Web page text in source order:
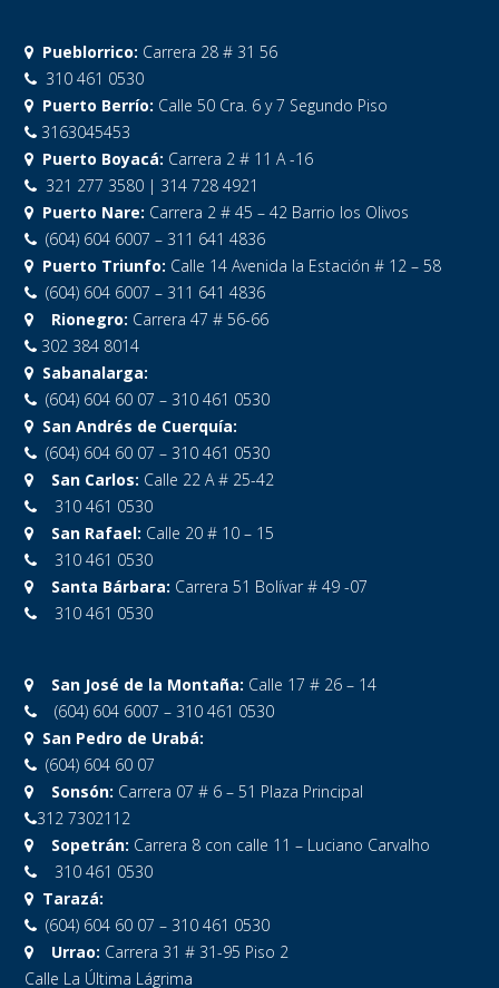
Pueblorrico: Carrera 28 # 31 56
310 461 0530
Puerto Berrío: Calle 50 Cra. 6 y 7 Segundo Piso
3163045453
Puerto Boyacá: Carrera 2 # 11 A -16
321 277 3580 | 314 728 4921
Puerto Nare: Carrera 2 # 45 – 42 Barrio los Olivos
(604) 604 6007 – 311 641 4836
Puerto Triunfo: Calle 14 Avenida la Estación # 12 – 58
(604) 604 6007 – 311 641 4836
Rionegro: Carrera 47 # 56-66
302 384 8014
Sabanalarga:
(604) 604 60 07 – 310 461 0530
San Andrés de Cuerquía:
(604) 604 60 07 – 310 461 0530
San Carlos: Calle 22 A # 25-42
310 461 0530
San Rafael: Calle 20 # 10 – 15
310 461 0530
Santa Bárbara: Carrera 51 Bolívar # 49 -07
310 461 0530
San José de la Montaña: Calle 17 # 26 – 14
(604) 604 6007 – 310 461 0530
San Pedro de Urabá:
(604) 604 60 07
Sonsón: Carrera 07 # 6 – 51 Plaza Principal
312 7302112
Sopetrán: Carrera 8 con calle 11 – Luciano Carvalho
310 461 0530
Tarazá:
(604) 604 60 07 – 310 461 0530
Urrao: Carrera 31 # 31-95 Piso 2
Calle La Última Lágrima